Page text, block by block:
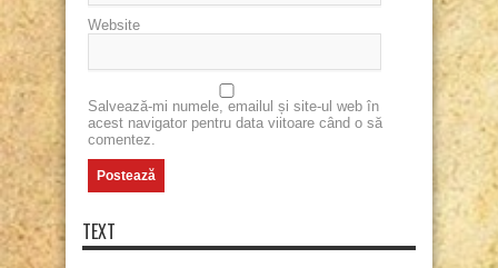
Website
Salvează-mi numele, emailul și site-ul web în
acest navigator pentru data viitoare când o să
comentez.
TEXT